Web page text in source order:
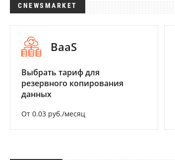
CNEWSMARKET
BaaS
Выбрать тариф для
резервного копирования
данных
От 0.03 руб./месяц